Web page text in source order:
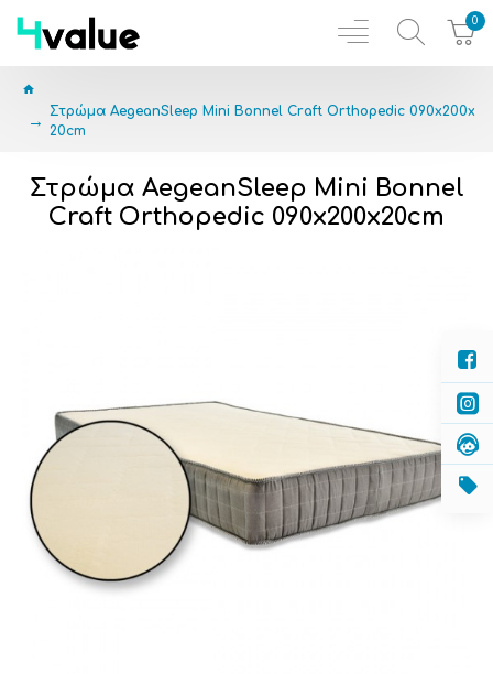
0
Στρώμα AegeanSleep Mini Bonnel Craft Orthopedic 090x200x
20cm
Στρώμα AegeanSleep Mini Bonnel
Craft Orthopedic 090x200x20cm